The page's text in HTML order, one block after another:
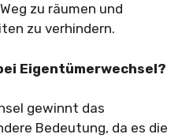
zu räumen und
zu verhindern.
Eigentümerwechsel?
gewinnt das
Bedeutung, da es die